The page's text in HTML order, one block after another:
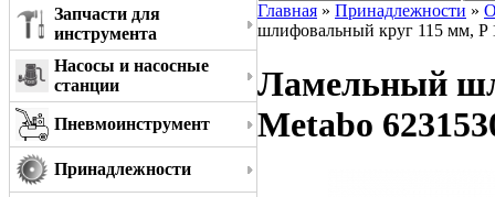
Запчасти для
инструмента
Насосы и насосные
станции
Пневмоинструмент
Принадлежности
Главная » Принадлежности »
шлифовальный круг 115 мм, P
Ламельный
Metabo